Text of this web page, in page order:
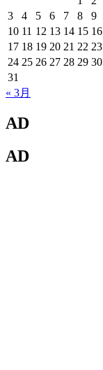
3
4 5 6 7 8
9
10 11 12 13 14 15 16
17 18 19 20 21 22 23
24 25 26 27 28 29 30
31
« 3月
AD
AD